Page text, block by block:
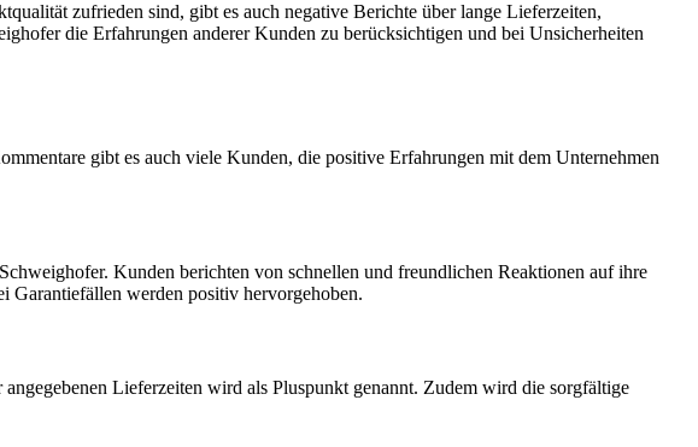
zufrieden sind, gibt es auch negative Berichte über lange Lieferzeiten,
die Erfahrungen anderer Kunden zu berücksichtigen und bei Unsicherheiten
gibt es auch viele Kunden, die positive Erfahrungen mit dem Unternehmen
Kunden berichten von schnellen und freundlichen Reaktionen auf ihre
Garantiefällen werden positiv hervorgehoben.
Lieferzeiten wird als Pluspunkt genannt. Zudem wird die sorgfältige